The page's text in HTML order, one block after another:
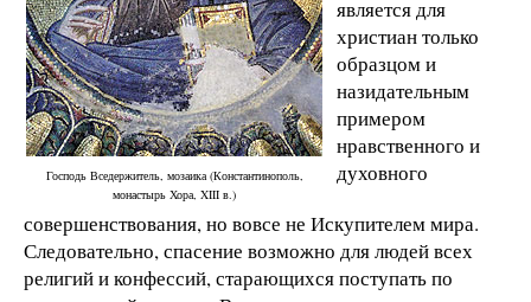
Господь Вседержитель, мозаика (Константинополь,
монастырь Хора, XIII в.)
является для
христиан только
образцом и
назидательным
примером
нравственного и
духовного
совершенствования, но вовсе не Искупителем мира.
Следовательно, спасение возможно для людей всех
религий и конфессий, старающихся поступать по